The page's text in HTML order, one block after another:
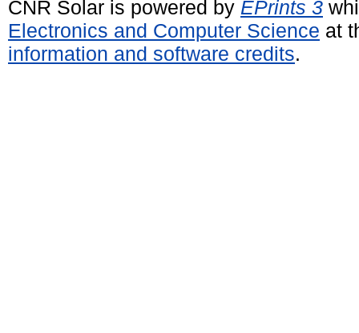
CNR Solar is powered by EPrints 3
Electronics and Computer Science at
information and software credits.